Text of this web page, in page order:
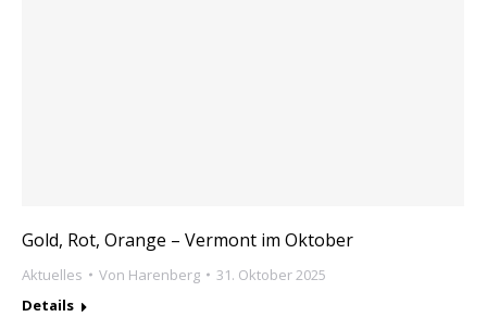
Gold, Rot, Orange – Vermont im Oktober
Aktuelles Von Harenberg
31. Oktober 2025
Details